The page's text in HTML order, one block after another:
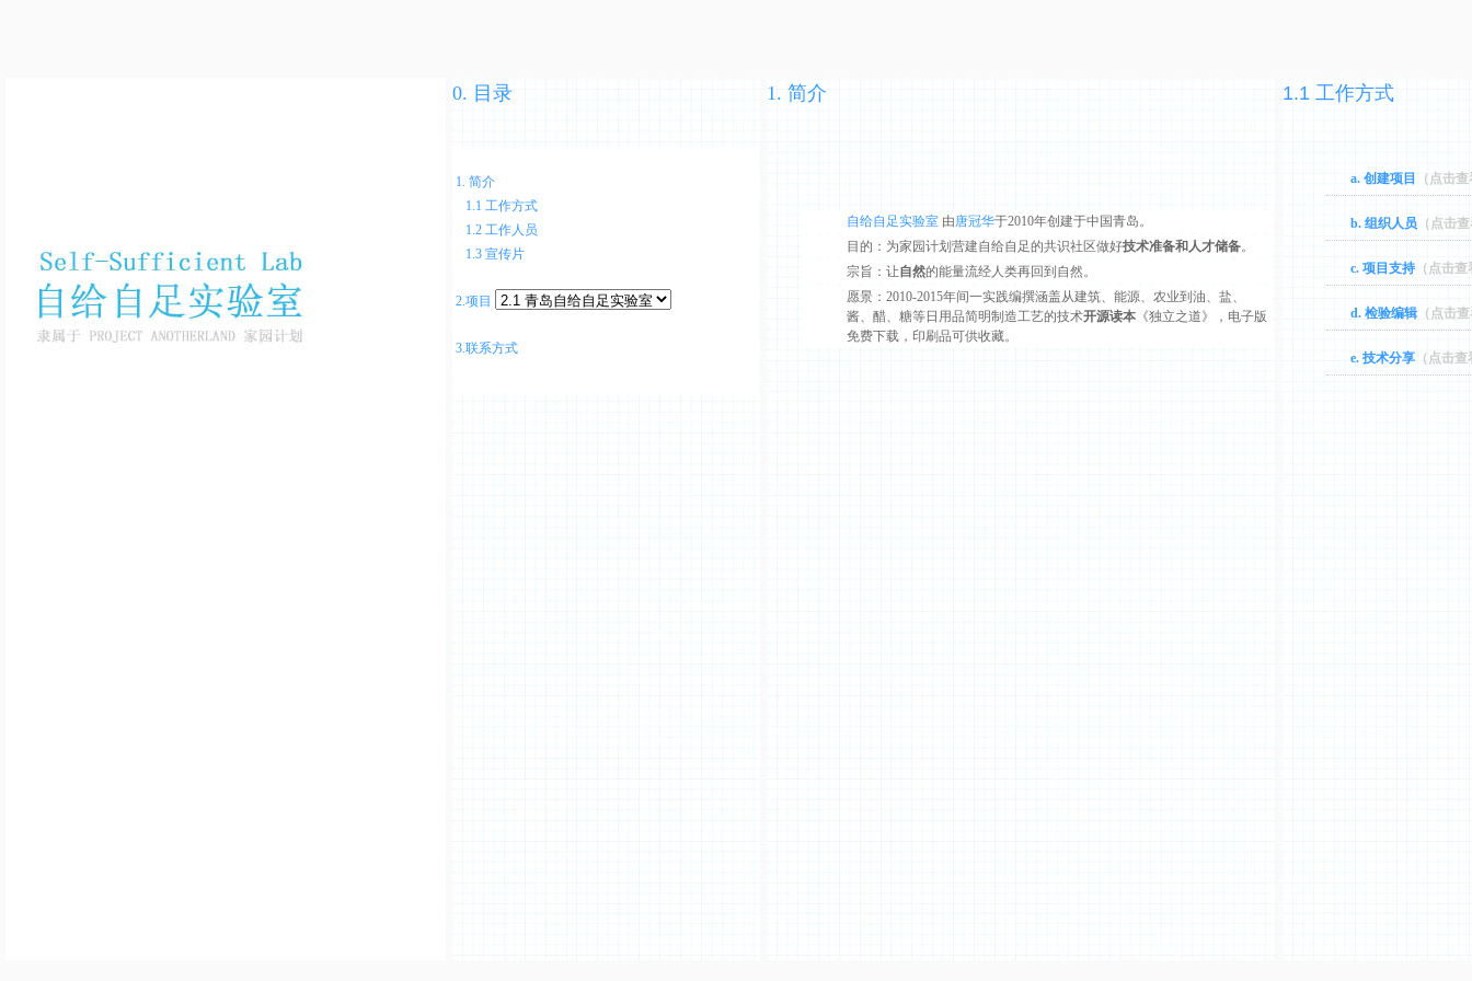
0. 目录
1. 简介
1.1 工作方式
1.2 工作人员
1.3 宣传片
2.项目
3.联系方式
1. 简介
自给自足实验室 由唐冠华于2010年创建于中国青岛。
目的：为家园计划营建自给自足的共识社区做好技术准备和人才储备。
宗旨：让自然的能量流经人类再回到自然。
愿景：2010-2015年间一实践编撰涵盖从建筑、能源、农业到油、盐、
酱、醋、糖等日用品简明制造工艺的技术开源读本 《独立之道》，电子版
免费下载，印刷品可供收藏。
1.1 工作方式
a. 创建项目 （点击
b. 组织人员 （点击
c. 项目支持 （点击
d. 检验编辑 （点击
e. 技术分享 （点击